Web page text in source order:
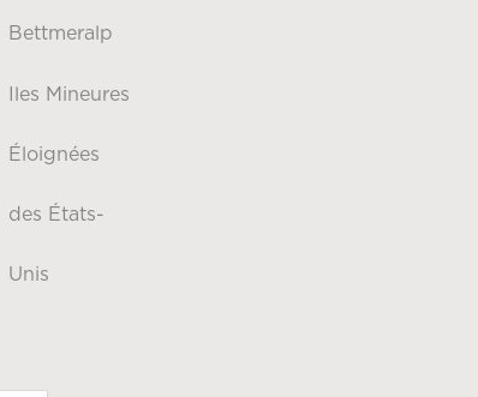
Bettmeralp
Iles Mineures
Éloignées
des États-
Unis